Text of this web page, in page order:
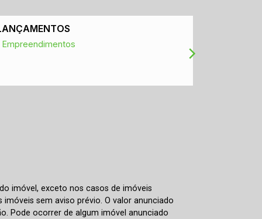
Empreendimentos
imóvel, exceto nos casos de imóveis
sem aviso prévio. O valor anunciado
Pode ocorrer de algum imóvel anunciado